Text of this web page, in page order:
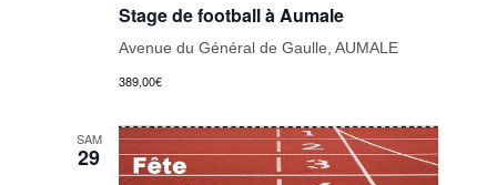
Stage de football à Aumale
Avenue du Général de Gaulle, AUMALE
389,00€
SAM
29